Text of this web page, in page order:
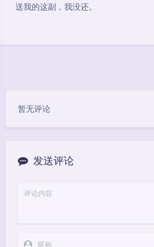
送我的这副，我没还。
暂无评论
发送评论